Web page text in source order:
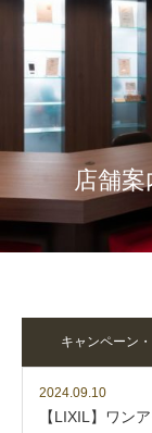
店舗案
キャンペーン
2024.09.10
【LIXIL】ワン